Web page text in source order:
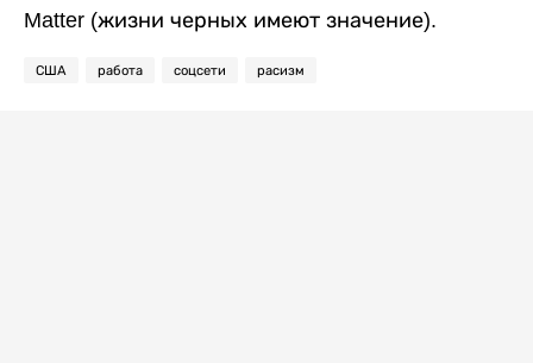
Matter (жизни черных имеют значение).
США работа соцсети расизм